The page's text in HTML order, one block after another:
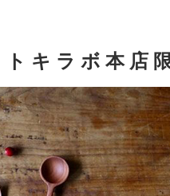
キ ラ ボ 本 店